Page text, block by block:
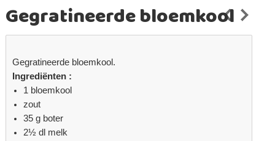
Gegratineerde bloemkool
Gegratineerde bloemkool.
Ingrediënten :
1 bloemkool
zout
35 g boter
2½ dl melk